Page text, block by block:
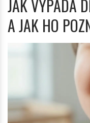
JAK VYPADÁ
A JAK HO